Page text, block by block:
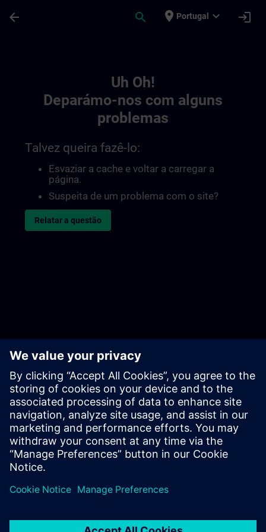
arrow_back search place Portugal expand_more login
Uh Oh!
Deparámo-nos com alguns
problemas
Talvez queira fazê-lo:
Esvaziar a cache e voltar a carregar a
página.
Suspeita de um problema com o site?
Relatar a questão